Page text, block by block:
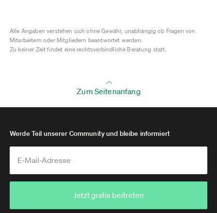
Alle Angaben verstehen sich ohne Gewähr, unabhängig ob Fragen von
Mitarbeitern oder Mitgliedern beantwortet werden.
Zu keiner Zeit findet eine rechtsverbindliche Beratung statt.
Zum Seitenanfang
Werde Teil unserer Community und bleibe informiert
Jetzt gratis beitreten